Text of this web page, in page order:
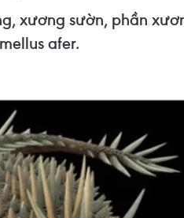
xương sườn, phần
afer.